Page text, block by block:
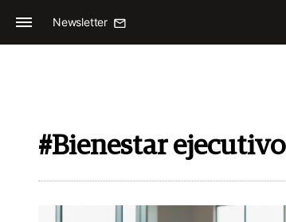
Newsletter
#Bienestar ejecutivo